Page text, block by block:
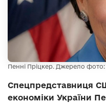
Пенні Пріцкер. Джерело
Спецпредставниця
економіки України